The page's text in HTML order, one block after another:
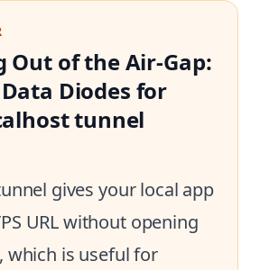
Out of the Air-Gap:
Diodes for
tunnel
gives your local app
URL without opening
which is useful for